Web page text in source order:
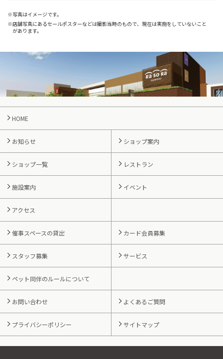
写真はイメージです。
店舗写真にあるセールポスターなどは撮影当時のもので、現在は実施をしていないこと
があります。
HOME
お知らせ ショップ案内
ショップ一覧 レストラン
施設案内 イベント
アクセス
催事スペースの貸出 カード会員募集
スタッフ募集 サービス
ペット同伴のルールについて
お問い合わせ よくあるご質問
プライバシーポリシー サイトマップ